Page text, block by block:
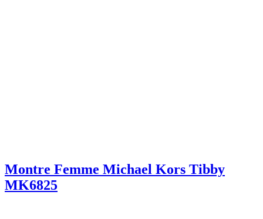
Montre Femme Michael Kors Tibby
MK6825